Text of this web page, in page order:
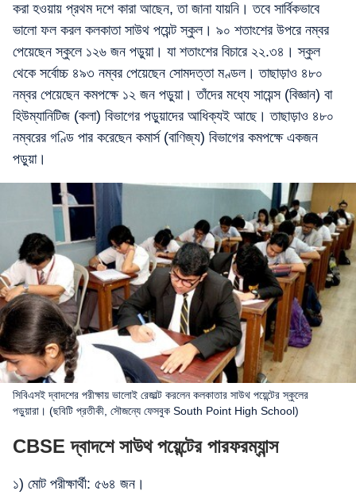
করা হওয়ায় প্রথম দশে কারা আছেন, তা জানা যায়নি। তবে সার্বিকভাবে
ভালো ফল করল কলকাতা সাউথ পয়েন্ট স্কুল। ৯০ শতাংশের উপরে নম্বর
পেয়েছেন স্কুলে ১২৬ জন পড়ুয়া। যা শতাংশের বিচারে ২২.৩৪। স্কুল
থেকে সর্বোচ্চ ৪৯৩ নম্বর পেয়েছেন সোমদত্তা মণ্ডল। তাছাড়াও ৪৮০
নম্বর পেয়েছেন কমপক্ষে ১২ জন পড়ুয়া। তাঁদের মধ্যে সায়েন্স (বিজ্ঞান) বা
হিউম্যানিটিজ (কলা) বিভাগের পড়ুয়াদের আধিক্যই আছে। তাছাড়াও ৪৮০
নম্বরের গণ্ডি পার করেছেন কমার্স (বাণিজ্য) বিভাগের কমপক্ষে একজন
পড়ুয়া।
সিবিএসই দ্বাদশের পরীক্ষায় ভালোই রেজাল্ট করলেন কলকাতার সাউথ পয়েন্টের স্কুলের
পড়ুয়ারা। (ছবিটি প্রতীকী, সৌজন্যে ফেসবুক South Point High School)
CBSE দ্বাদশে সাউথ পয়েন্টের পারফরম্যান্স
১) মোট পরীক্ষার্থী: ৫৬৪ জন।